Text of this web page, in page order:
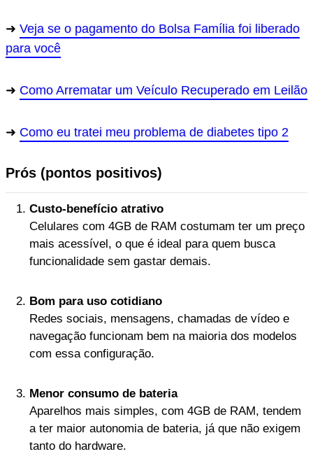
Veja se o pagamento do Bolsa Família foi liberado
para você
Como Arrematar um Veículo Recuperado em Leilão
Como eu tratei meu problema de diabetes tipo 2
Prós (pontos positivos)
Custo-benefício atrativo
Celulares com 4GB de RAM costumam ter um preço
mais acessível, o que é ideal para quem busca
funcionalidade sem gastar demais.
Bom para uso cotidiano
Redes sociais, mensagens, chamadas de vídeo e
navegação funcionam bem na maioria dos modelos
com essa configuração.
Menor consumo de bateria
Aparelhos mais simples, com 4GB de RAM, tendem
a ter maior autonomia de bateria, já que não exigem
tanto do hardware.